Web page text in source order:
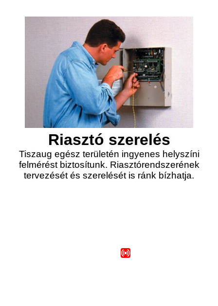
Riasztó szerelés
Tiszaug egész területén ingyenes helyszíni
felmérést biztosítunk. Riasztórendszerének
tervezését és szerelését is ránk bízhatja.